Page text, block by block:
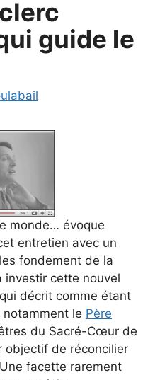
guide le
monde… évoque
entretien avec un
fondement de la
investir cette nouvel
décrit comme étant
le Père
du Sacré-Cœur de
objectif de réconcilier
facette rarement